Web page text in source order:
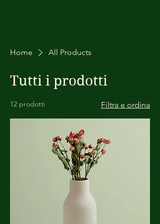
Home All Products
Tutti i prodotti
12 prodotti Filtra e ordina